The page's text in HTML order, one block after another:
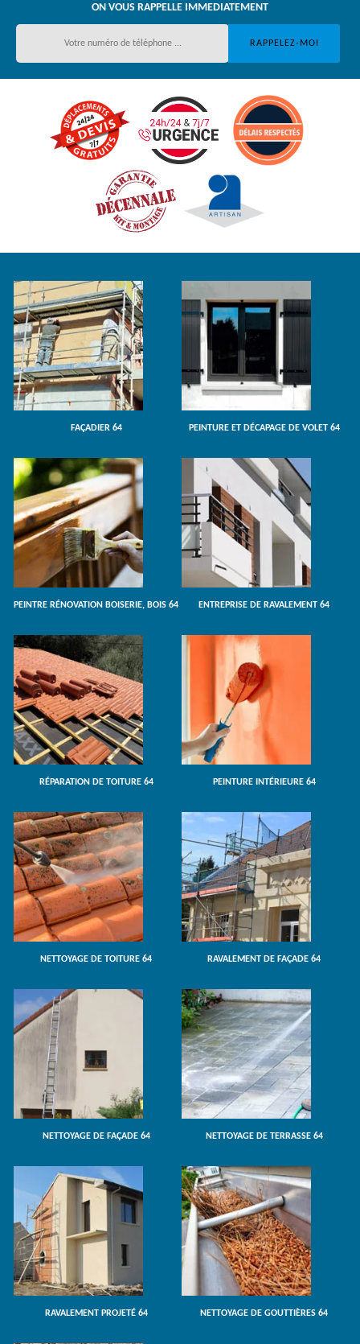
ON VOUS RAPPELLE IMMEDIATEMENT
FAÇADIER 64 PEINTURE ET DÉCAPAGE DE VOLET 64
PEINTRE RÉNOVATION BOISERIE, BOIS 64 ENTREPRISE DE RAVALEMENT 64
RÉPARATION DE TOITURE 64 PEINTURE INTÉRIEURE 64
NETTOYAGE DE TOITURE 64 RAVALEMENT DE FAÇADE 64
NETTOYAGE DE FAÇADE 64 NETTOYAGE DE TERRASSE 64
RAVALEMENT PROJETÉ 64 NETTOYAGE DE GOUTTIÈRES 64